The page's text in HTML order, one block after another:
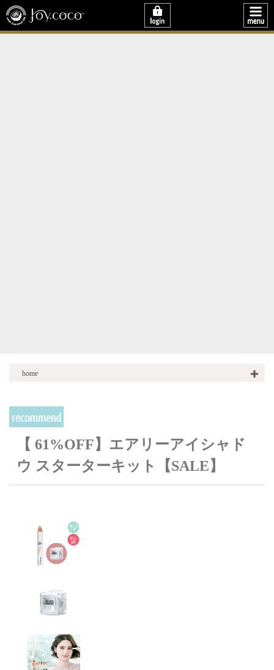
home
Set セット
【 61%OFF】エアリーアイシャド
ウ スターターキット【SALE】